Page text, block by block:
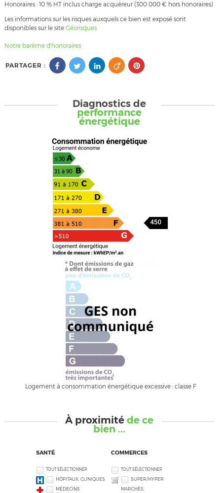
Honoraires : 10 % HT inclus charge acquéreur (300 000 € hors honoraires)
Les informations sur les risques auxquels ce bien est exposé sont
disponibles sur le site Géorisques
Notre barème d'honoraires
PARTAGER :
Diagnostics de
performance
énergétique
Logement à consommation énergétique excessive : classe F
À proximitéde ce
bien ...
SANTÉ
TOUT SÉLECTIONNER
HÔPITAUX, CLINIQUES
MÉDECINS
COMMERCES
TOUT SÉLECTIONNER
SUPER/HYPER
MARCHÉS